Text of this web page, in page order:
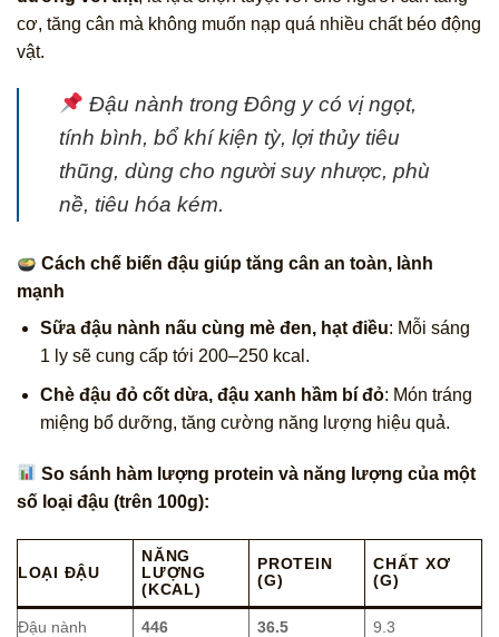
cơ, tăng cân mà không muốn nạp quá nhiều chất béo động
vật.
Đậu nành trong Đông y có vị ngọt,
tính bình, bổ khí kiện tỳ, lợi thủy tiêu
thũng, dùng cho người suy nhược, phù
nề, tiêu hóa kém.
Cách chế biến đậu giúp tăng cân an toàn, lành
mạnh
Sữa đậu nành nấu cùng mè đen, hạt điều: Mỗi sáng
1 ly sẽ cung cấp tới 200–250 kcal.
Chè đậu đỏ cốt dừa, đậu xanh hầm bí đỏ: Món tráng
miệng bổ dưỡng, tăng cường năng lượng hiệu quả.
So sánh hàm lượng protein và năng lượng của một
số loại đậu (trên 100g):
LOẠI ĐẬU
NĂNG
LƯỢNG
(KCAL)
PROTEIN
(G)
CHẤT XƠ
(G)
Đậu nành 446 36.5 9.3